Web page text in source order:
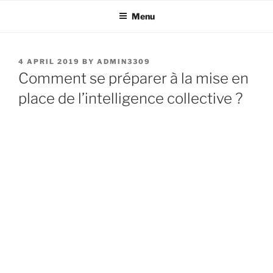
Menu
POSTED
ON
4 APRIL 2019 BY ADMIN3309
Comment se préparer à la mise en
place de l’intelligence collective ?